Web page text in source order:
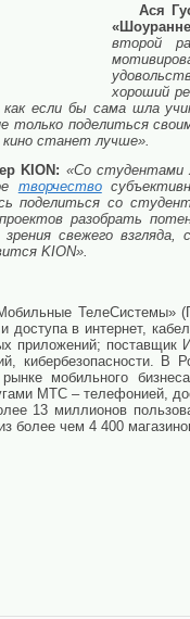
Ася
второй
хороший
как если бы сама шла
только поделиться
станет лучше».
KION: «Со студентами
творчество
поделиться со
разобрать
свежего взгляда,
KION».
доступа в интернет,
приложений; поставщик
кибербезопасности.
мобильного
МТС – телефонией,
13 миллионов
более чем 4 400